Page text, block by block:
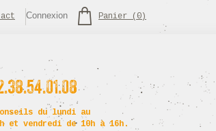
Panier ( 0)
Connexion
du lundi au
et vendredi de 10h à 16h.